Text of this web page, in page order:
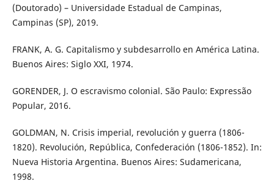
(Doutorado) – Universidade Estadual de Campinas,
Campinas (SP), 2019.
FRANK, A. G. Capitalismo y subdesarrollo en América Latina.
Buenos Aires: Siglo XXI, 1974.
GORENDER, J. O escravismo colonial. São Paulo: Expressão
Popular, 2016.
GOLDMAN, N. Crisis imperial, revolución y guerra (1806-
1820). Revolución, República, Confederación (1806-1852). In:
Nueva Historia Argentina. Buenos Aires: Sudamericana,
1998.